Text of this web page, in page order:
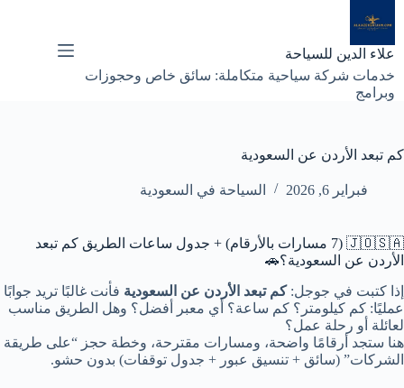
إلى
المحتوى
علاء الدين للسياحة
خدمات شركة سياحية متكاملة: سائق خاص وحجوزات
وبرامج
كم تبعد الأردن عن السعودية
فبراير 6, 2026 السياحة في السعودية
🇯🇴🇸🇦 (7 مسارات بالأرقام) + جدول ساعات الطريق كم تبعد
الأردن عن السعودية؟🚗
إذا كتبت في جوجل:كم تبعد الأردن عن السعودية فأنت غالبًا تريد جوابًا
عمليًا: كم كيلومتر؟ كم ساعة؟ أي معبر أفضل؟ وهل الطريق مناسب
لعائلة أو رحلة عمل؟
هنا ستجد أرقامًا واضحة، ومسارات مقترحة، وخطة حجز “على طريقة
الشركات” (سائق + تنسيق عبور + جدول توقفات) بدون حشو.